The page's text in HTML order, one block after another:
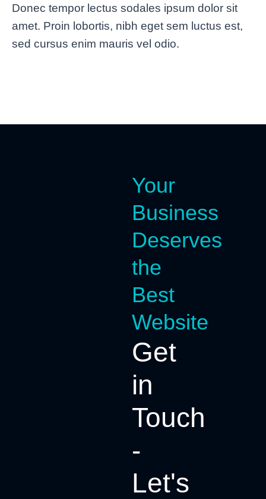
Donec tempor lectus sodales ipsum dolor sit
amet. Proin lobortis, nibh eget sem luctus est,
sed cursus enim mauris vel odio.
Your
Business
Deserves
the
Best
Website
Get
in
Touch
-
Let's